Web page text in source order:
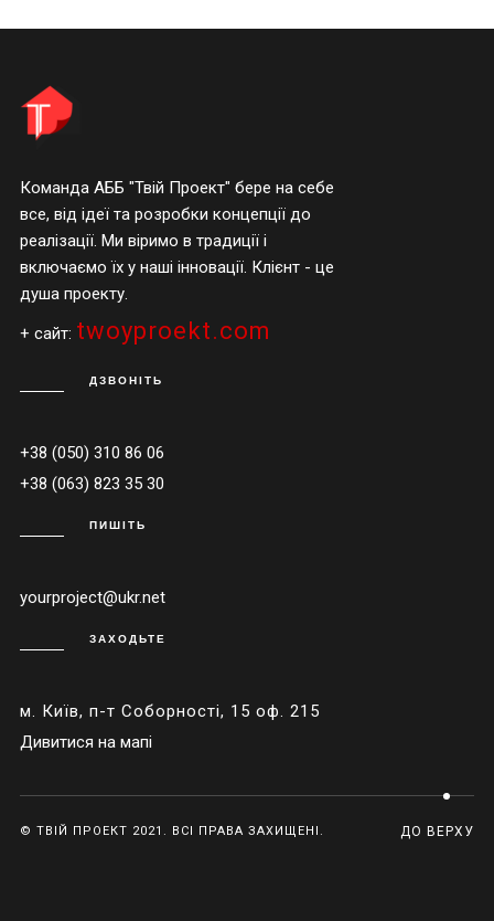
Команда АББ "Твій Проект" бере на себе
все, від ідеї та розробки концепції до
реалізації. Ми віримо в традиції і
включаємо їх у наші інновації. Клієнт - це
душа проекту.
+ сайт: twoyproekt.com
ДЗВОНІТЬ
+38 (050) 310 86 06
+38 (063) 823 35 30
ПИШІТЬ
yourproject@ukr.net
ЗАХОДЬТЕ
м. Київ, п-т Соборності, 15 оф. 215
Дивитися на мапі
© ТВІЙ ПРОЕКТ 2021. ВСІ ПРАВА ЗАХИЩЕНІ. ДО ВЕРХУ